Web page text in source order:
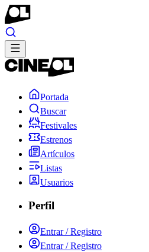
Portada
Buscar
Festivales
Estrenos
Artículos
Listas
Usuarios
Perfil
Entrar / Registro
Entrar / Registro